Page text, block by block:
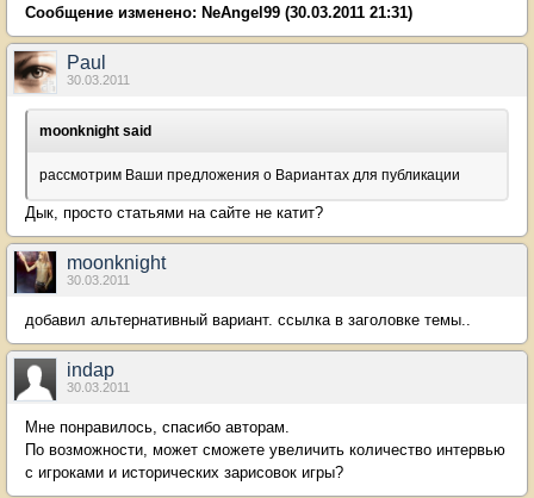
Сообщение изменено: NeAngel99 (30.03.2011 21:31)
Paul
30.03.2011
moonknight said
рассмотрим Ваши предложения о Вариантах для публикации
Дык, просто статьями на сайте не катит?
moonknight
30.03.2011
добавил альтернативный вариант. ссылка в заголовке темы..
indap
30.03.2011
Мне понравилось, спасибо авторам.
По возможности, может сможете увеличить количество интервью
с игроками и исторических зарисовок игры?